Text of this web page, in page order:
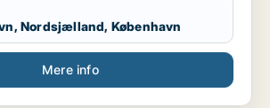
Nordsjælland, København
Mere info